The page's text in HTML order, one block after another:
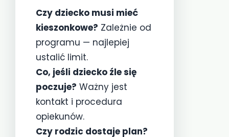
Czy dziecko musi mieć
kieszonkowe? Zależnie od
programu — najlepiej
ustalić limit.
Co, jeśli dziecko źle się
poczuje? Ważny jest
kontakt i procedura
opiekunów.
Czy rodzic dostaje plan?